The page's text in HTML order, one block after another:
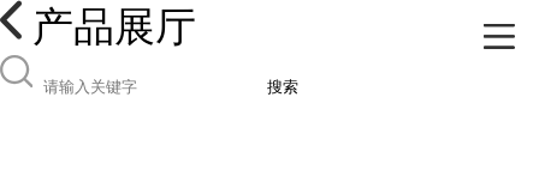
产品展厅
搜索